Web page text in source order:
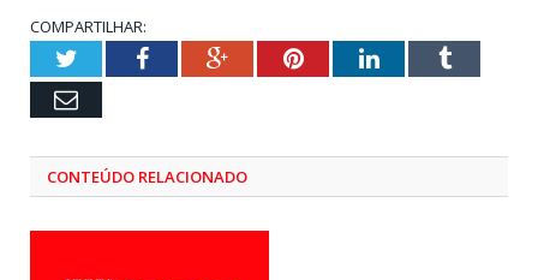
COMPARTILHAR:
TwitterFacebookGoogle+PinterestLinkedInTumblr
Email
CONTEÚDO RELACIONADO